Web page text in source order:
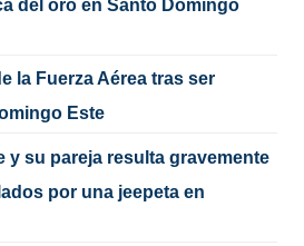
del oro en Santo Domingo
la Fuerza Aérea tras ser
Este
y su pareja resulta gravemente
por una jeepeta en